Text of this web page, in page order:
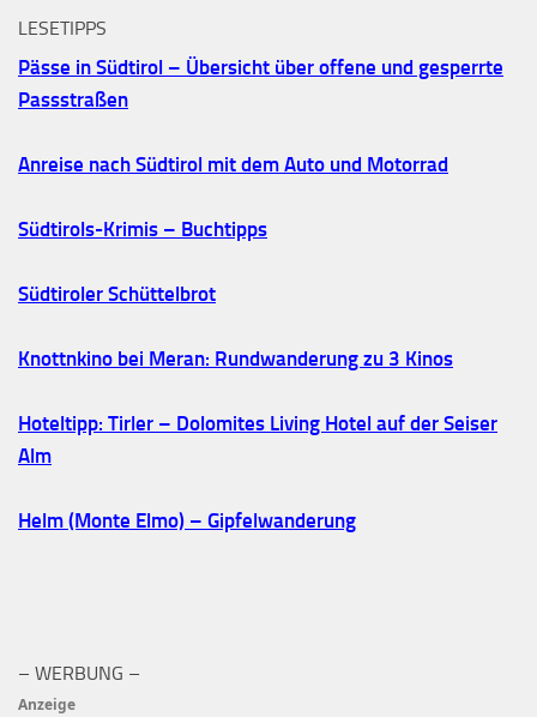
LESETIPPS
Pässe in Südtirol – Übersicht über offene und gesperrte
Passstraßen
Anreise nach Südtirol mit dem Auto und Motorrad
Südtirols-Krimis – Buchtipps
Südtiroler Schüttelbrot
Knottnkino bei Meran: Rundwanderung zu 3 Kinos
Hoteltipp: Tirler – Dolomites Living Hotel auf der Seiser
Alm
Helm (Monte Elmo) – Gipfelwanderung
– WERBUNG –
Anzeige